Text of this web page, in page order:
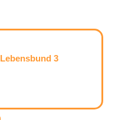
Lebensbund 3